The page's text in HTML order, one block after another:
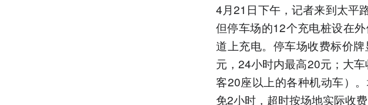
4月21日下午，记者来到太平
但停车场的12个充电桩设在
道上充电。停车场收费标价
元，24小时内最高20元；大
客20座以上的各种机动车）
免2小时，超时按场地实际收费